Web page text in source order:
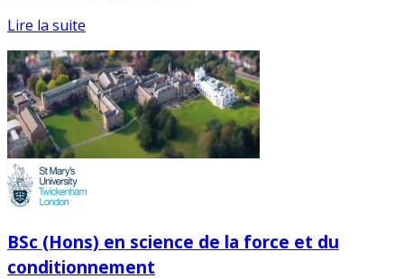
Lire la suite
BSc (Hons) en science de la force et du
conditionnement